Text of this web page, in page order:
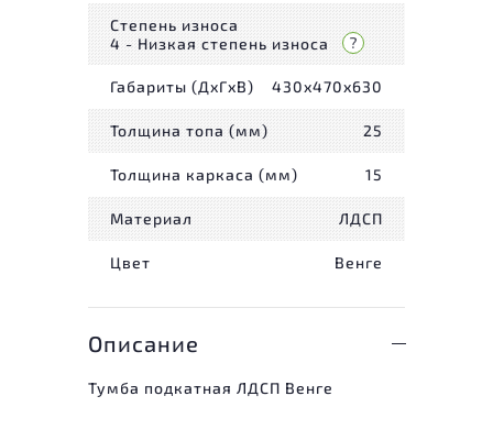
Степень износа
4 - Низкая степень износа
Габариты (ДxГxВ) 430x470x630
Толщина топа (мм) 25
Толщина каркаса (мм) 15
Материал ЛДСП
Цвет Венге
Описание
Тумба подкатная ЛДСП Венге